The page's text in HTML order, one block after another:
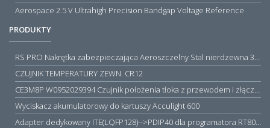
Aerospace 2.5 V Ultrahigh Precision Bandgap Voltage Reference
PRODUKTY
RS PRO Nakrętka zabezpieczająca Aeroszczelny Stal nierdzewna 316 Zwykłe
CZUJNIK TEMPERATURY ZEWN. CR12
CE3M8P W0952029394 Czujnik położenia tłoka z przewodem i złączem M8, PNP NO, 10...30VDC, 100mA, METALWORK, METAL WORK jak MZT1-0
Wyciskacz akumulatorowy do kartuszy Acculight 600
Adapter dedykowany ITE(LQFP128)-->PDIP40 dla programatora RT809H/RT809F (simple)